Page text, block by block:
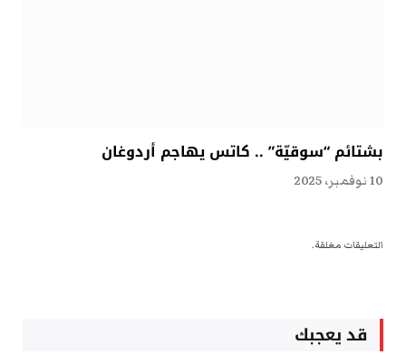
بشتائم “سوقيّة” .. كاتس يهاجم أردوغان
10 نوفمبر، 2025
التعليقات مغلقة.
قد يعجبك